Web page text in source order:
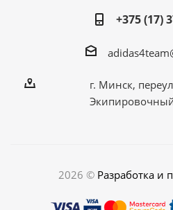
+375 (17)
г. Минск,
2026 © Разработка и